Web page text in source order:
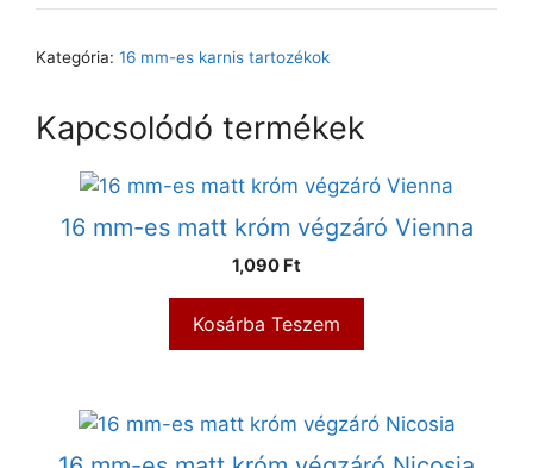
Kategória: 16 mm-es karnis tartozékok
Kapcsolódó termékek
16 mm-es matt króm végzáró Vienna
1,090 Ft
Kosárba Teszem